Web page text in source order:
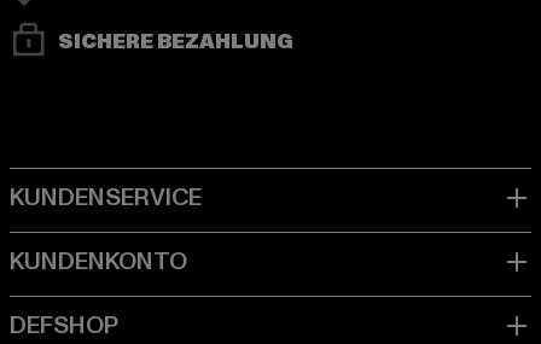
SICHERE BEZAHLUNG